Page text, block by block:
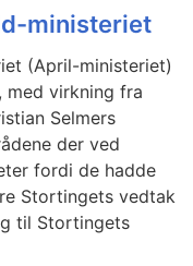
ministeriet
(April-ministeriet)
med virkning fra
Selmers
der ved
fordi de hadde
Stortingets vedtak
til Stortingets